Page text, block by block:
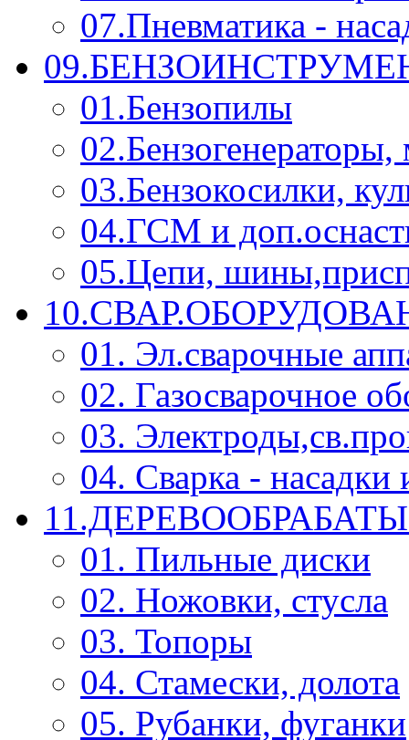
07.Пневматика -
01.Бензопилы
03.Бензокосилки,
04.ГСМ и
05.Цепи,
01. Эл.сварочные
02. Газосварочное
03.
04. Сварка -
01. Пильные диски
02. Ножовки, стусла
03. Топоры
04. Стамески, долота
05. Рубанки, фуганки